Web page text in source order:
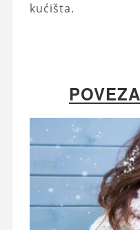
kućišta.